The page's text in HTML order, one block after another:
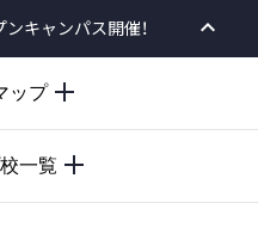
ンキャンパス開催！
PAGE
ップ
一覧